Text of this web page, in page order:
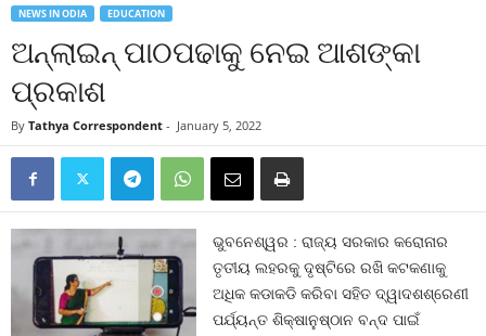
NEWS IN ODIA EDUCATION
ଅନ୍‍ଲାଇନ୍‍ ପାଠପଢାକୁ ନେଇ ଆଶଙ୍କା
ପ୍ରକାଶ
By Tathya Correspondent - January 5, 2022
ଭୁବନେଶ୍ୱର : ରାଜ୍ୟ ସରକାର କରୋନାର
ତୃତୀୟ ଲହରକୁ ଦୃଷ୍ଟିରେ ରଖି କଟକଣାକୁ
ଅଧିକ କଡାକଡି କରିବା ସହିତ ଦ୍ୱାଦଶଶ୍ରେଣୀ
ପର୍ଯ୍ୟନ୍ତ ଶିକ୍ଷାନୁଷ୍ଠାନ ବନ୍ଦ ପାଇଁ